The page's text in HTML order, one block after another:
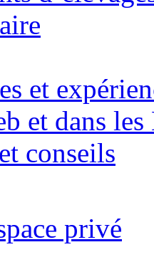
et
et dans
conseils
privé